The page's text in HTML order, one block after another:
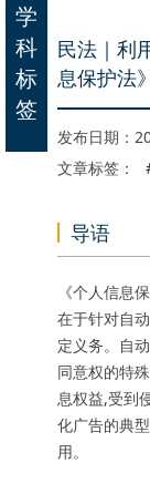
民法｜利
息保护法
发布日期：
文章标签：
导语
《个人信息
在于针对自
定义务。自
同意权的特
息权益,受到
化广告的典
用。
学
科
标
签